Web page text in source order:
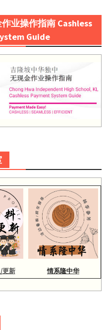
业操作指南 Cashless
Guide
更新 情系隆中华